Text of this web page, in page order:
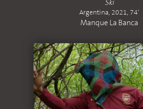
Ski
Argentina, 2021, 74'
Manque La Banca